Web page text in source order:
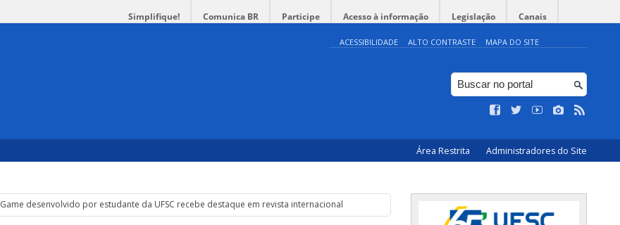
Simplifique! Comunica BR Participe Acesso à informação Legislação Canais
ACESSIBILIDADE ALTO CONTRASTE MAPA DO SITE
Área Restrita Administradores do Site
Game desenvolvido por estudante da UFSC recebe destaque em revista internacional